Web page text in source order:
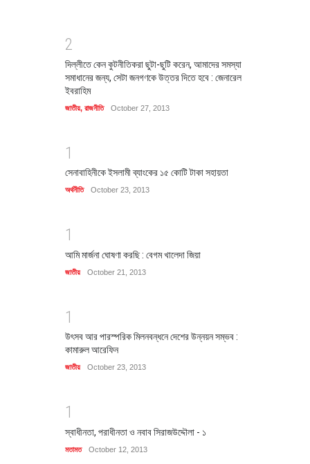
2
দিল্লীতে কেন কুটনীতিকরা ছুটা-ছুটি করেন, আমাদের সমস্যা
সমাধানের জন্য, সেটা জনগণকে উত্তর দিতে হবে : জেনারেল
ইবরাহিম
জাতীয়, রাজনীতি October 27, 2013
1
সেনাবাহিনীকে ইসলামী ব্যাংকের ১৫ কোটি টাকা সহায়তা
অর্থনীতি October 23, 2013
1
আমি মার্জনা ঘোষণা করছি : বেগম খালেদা জিয়া
জাতীয় October 21, 2013
1
উৎসব আর পারস্পরিক মিলনবন্ধনে দেশের উন্নয়ন সম্ভব :
কামারুল আরেফিন
জাতীয় October 23, 2013
1
স্বাধীনতা, পরাধীনতা ও নবাব সিরাজউদ্দৌলা - ১
মতামত October 12, 2013